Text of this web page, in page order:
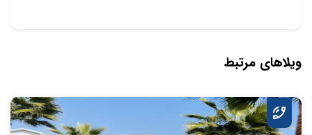
ویلاهای مرتبط